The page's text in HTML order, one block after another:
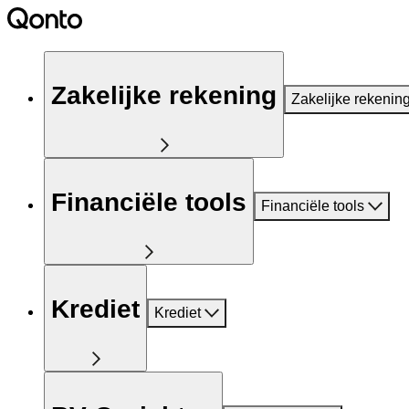
Zakelijke rekening Zakelijke
Financiële tools Financiële tools
Krediet Krediet